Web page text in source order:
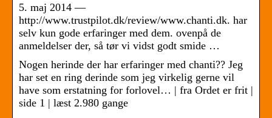
5. maj 2014 —
http://www.trustpilot.dk/review/www.chanti.dk. har
selv kun gode erfaringer med dem. ovenpå de
anmeldelser der, så tør vi vidst godt smide …
Nogen herinde der har erfaringer med chanti?? Jeg
har set en ring derinde som jeg virkelig gerne vil
have som erstatning for forlovel… | fra Ordet er frit |
side 1 | læst 2.980 gange